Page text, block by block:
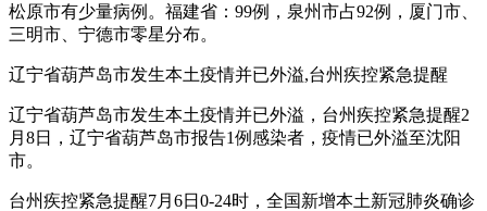
松原市有少量病例。福建省：99例，泉州市占92例，厦门市、
三明市、宁德市零星分布。
辽宁省葫芦岛市发生本土疫情并已外溢,台州疾控紧急提醒
辽宁省葫芦岛市发生本土疫情并已外溢，台州疾控紧急提醒2
月8日，辽宁省葫芦岛市报告1例感染者，疫情已外溢至沈阳
市。
台州疾控紧急提醒7月6日0-24时，全国新增本土新冠肺炎确诊